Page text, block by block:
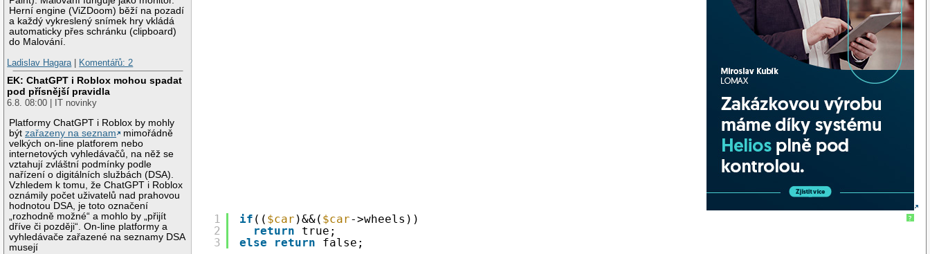
Herní engine (ViZDoom) běží na pozadí
a každý vykreslený snímek hry vkládá
automaticky přes schránku (clipboard)
do Malování.
Ladislav Hagara
Komentářů: 2
EK: ChatGPT i Roblox mohou spadat
pod přísnější pravidla
6.8. 08:00 | IT novinky
Platformy ChatGPT i Roblox by mohly
býtzařazeny na seznam
mimořádně
velkých on-line platforem nebo
internetových vyhledávačů, na něž se
vztahují zvláštní podmínky podle
nařízení o digitálních službách (DSA).
Vzhledem k tomu, že ChatGPT i Roblox
oznámily počet uživatelů nad prahovou
hodnotou DSA, je toto označení
„rozhodně možné“ a mohlo by „přijít
dříve či později“. On-line platformy a
vyhledávače zařazené na seznamy DSA
musejí
?
1
2
3
if (( $car )&&( $car->wheels))
return
true;
else
return false;